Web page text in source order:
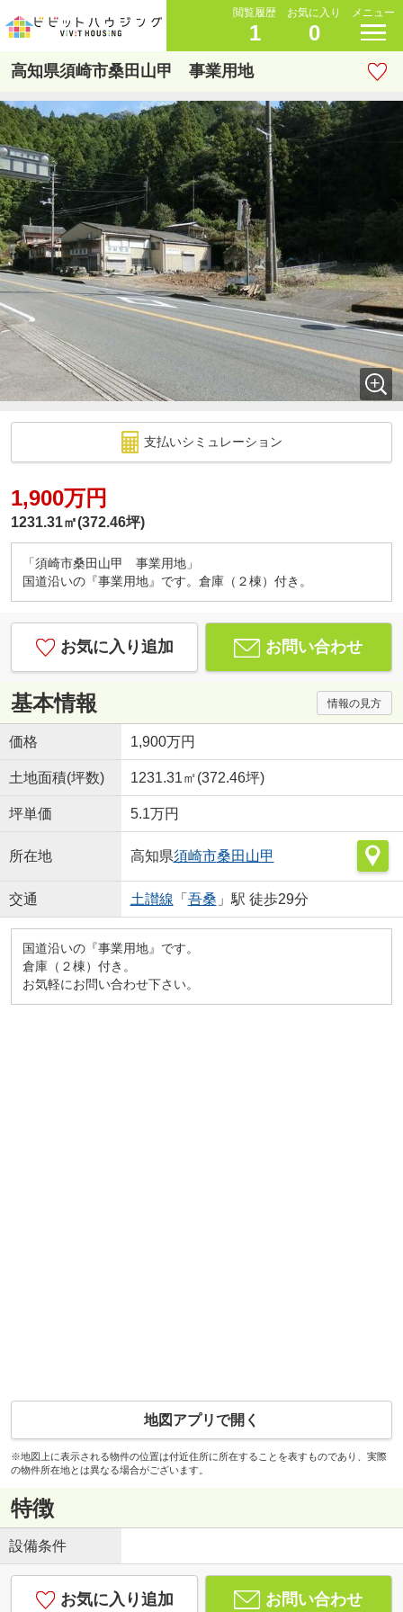
閲覧履歴
1
お気に入り
0
メニュー
高知県須崎市桑田山甲 事業用地
支払いシミュレーション
1,900万円
1231.31㎡(372.46坪)
「須崎市桑田山甲 事業用地」
国道沿いの『事業用地』です。倉庫（２棟）付き。
お気に入り追加 お問い合わせ
基本情報 情報の見方
価格 1,900万円
土地面積(坪数) 1231.31㎡(372.46坪)
坪単価 5.1万円
所在地 高知県須崎市桑田山甲
交通 土讃線 「 吾桑 」駅 徒歩29分
国道沿いの『事業用地』です。
倉庫（２棟）付き。
お気軽にお問い合わせ下さい。
地図アプリで開く
※地図上に表示される物件の位置は付近住所に所在することを表すものであり、実際
の物件所在地とは異なる場合がございます。
特徴
設備条件
お気に入り追加 お問い合わせ